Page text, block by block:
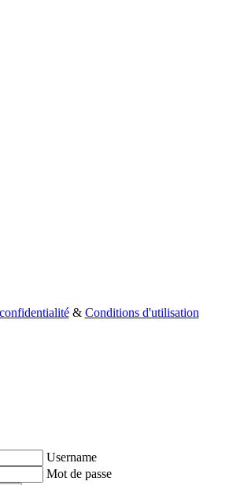
& Conditions d'utilisation
Username
Mot de passe